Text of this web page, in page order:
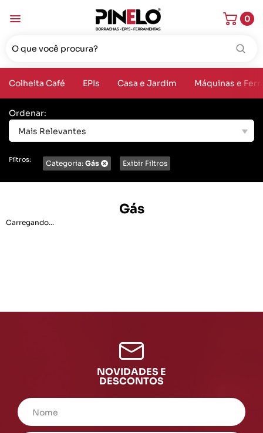
0
Colheita Café EPIs Casa e Jardim Máquinas e
Ordenar:
Mais Relevantes
Filtros: Categoria: Gás Exibir Filtros
Gás
Carregando...
NOVIDADES E
DESCONTOS